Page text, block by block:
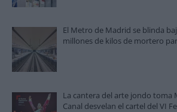
El Metro de Madrid se blinda
millones de kilos de mortero
La cantera del arte jondo toma
Canal desvelan el cartel del VI